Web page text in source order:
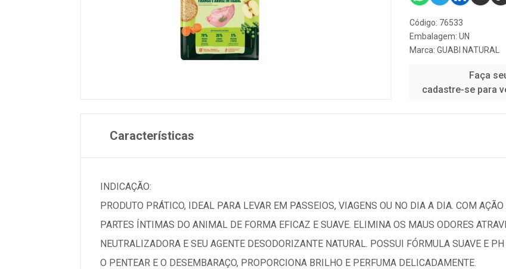
Código: 76533
Embalagem: UN
Marca: GUABI NATURAL
Faça
cadastre-se para
Características
INDICAÇÃO:
PRODUTO PRÁTICO, IDEAL PARA LEVAR EM PASSEIOS, VIAGENS OU NO DIA A DIA. COM
PARTES ÍNTIMAS DO ANIMAL DE FORMA EFICAZ E SUAVE. ELIMINA OS MAUS ODORES
NEUTRALIZADORA E SEU AGENTE DESODORIZANTE NATURAL. POSSUI FÓRMULA SUAVE E
O PENTEAR E O DESEMBARAÇO, PROPORCIONA BRILHO E PERFUMA DELICADAMENTE.